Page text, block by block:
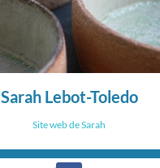
Sarah Lebot-Toledo
Site web de Sarah